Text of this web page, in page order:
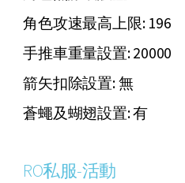
角色攻速最高上限: 196
手推車重量設置: 20000
箭矢扣除設置: 無
蒼蠅及蝴翅設置: 有
RO私服-活動